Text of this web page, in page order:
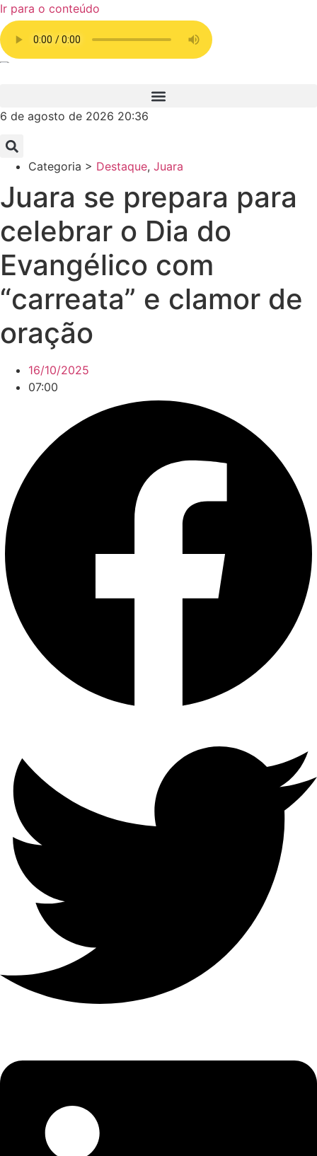
Ir para o conteúdo
6 de agosto de 2026 20:36
Categoria > Destaque, Juara
Juara se prepara para
celebrar o Dia do
Evangélico com
“carreata” e clamor de
oração
16/10/2025
07:00